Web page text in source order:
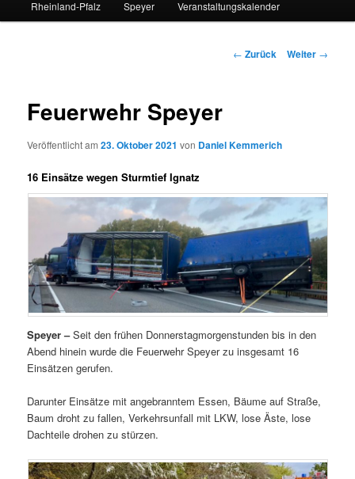
Rheinland-Pfalz Speyer Veranstaltungskalender
Beitrags-
← Zurück Weiter →
Feuerwehr Speyer
Veröffentlicht am23. Oktober 2021 von Daniel Kemmerich
16 Einsätze wegen Sturmtief Ignatz
Speyer –Seit den frühen Donnerstagmorgenstunden bis in den
Abend hinein wurde die Feuerwehr Speyer zu insgesamt 16
Einsätzen gerufen.
Darunter Einsätze mit angebranntem Essen, Bäume auf Straße,
Baum droht zu fallen, Verkehrsunfall mit LKW, lose Äste, lose
Dachteile drohen zu stürzen.